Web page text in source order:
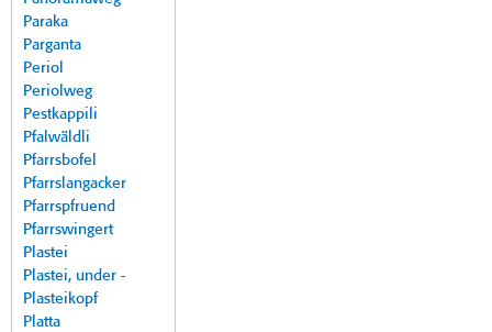
Paraka
Parganta
Periol
Periolweg
Pestkappili
Pfalwäldli
Pfarrsbofel
Pfarrslangacker
Pfarrspfruend
Pfarrswingert
Plastei
Plastei, under -
Plasteikopf
Platta